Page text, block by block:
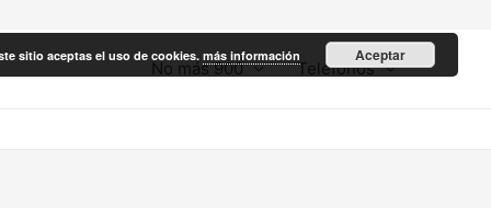
No más 900 Teléfonos
sitio aceptas el uso de cookies. más información Aceptar